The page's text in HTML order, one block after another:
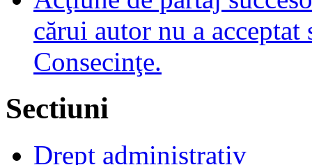
cărui autor nu a
Consecinţe.
Sectiuni
Drept administrativ